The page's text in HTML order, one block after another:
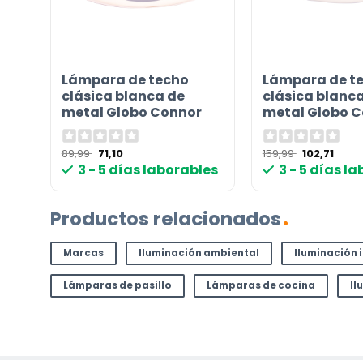
Contáctenos. Puede comunicarse con nosotros
correo electrónico a info@lamparas-en-linea.es.
Lámpara de techo
clásica blanca de
metal Globo Connor
89,99 El
precio
original
71,10
precio
actual
3 - 5 días laborables
Lámpara de
clásica
metal Globo
159,99 El
precio
original
102,71
precio
3 - 5 días
Productos relacionados
Marcas Iluminación ambiental Iluminación
Lámparas de pasillo Lámparas de cocina